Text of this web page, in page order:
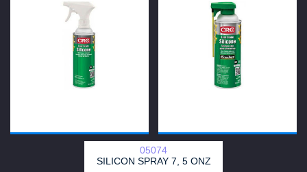
ASPERSOR
05074
SILICON SPRAY 7, 5 ONZ